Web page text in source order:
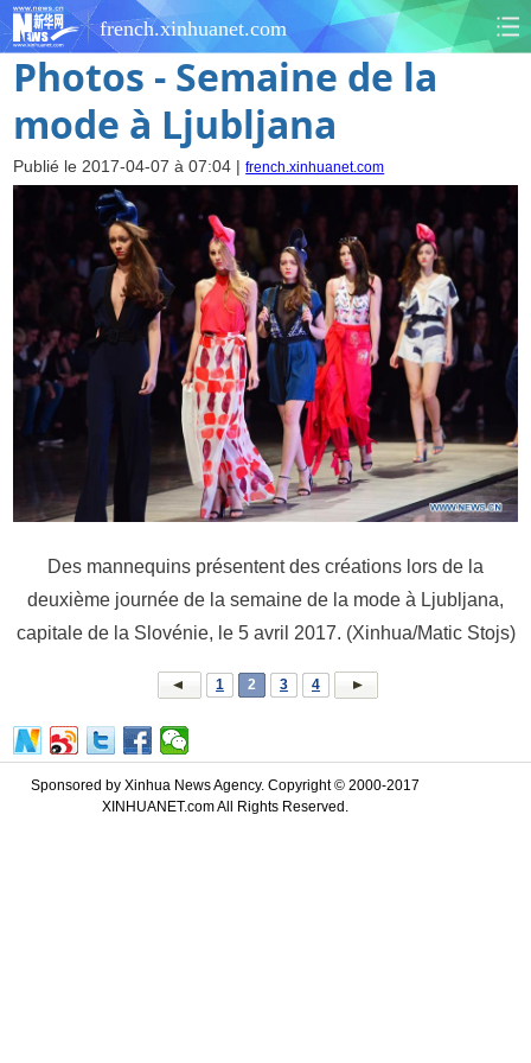
french.xinhuanet.com
Photos - Semaine de la
mode à Ljubljana
Publié le 2017-04-07 à 07:04 |french.xinhuanet.com
Des mannequins présentent des créations lors de la
deuxième journée de la semaine de la mode à Ljubljana,
capitale de la Slovénie, le 5 avril 2017. (Xinhua/Matic Stojs)
1 2 3 4
Sponsored by Xinhua News Agency. Copyright © 2000-2017
XINHUANET.com All Rights Reserved.